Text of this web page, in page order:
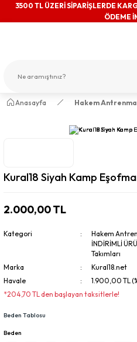
3500 TL ÜZERİ SİPARİŞLERDE
ÖDEME
Anasayfa Hakem
Kural18 Siyah Kamp
2.000,00 TL
Kategori Hakem
İNDİRİMLİ
Takımları
Marka
Kural18.net
Havale
1.900,00 TL
*204,70 TL den başlayan taksitlerle!
Beden Tablosu
Beden